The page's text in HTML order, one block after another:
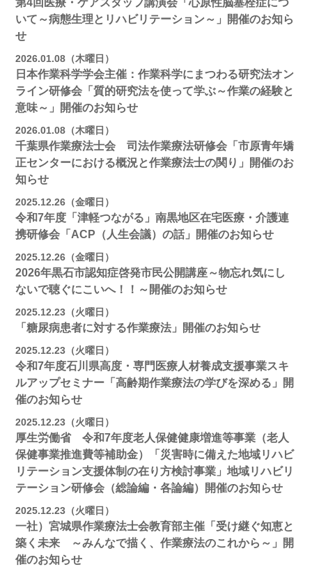
第4回医療・ケアスタッフ講演会「心原性脳塞栓症につ
いて～病態生理とリハビリテーション～」開催のお知ら
せ
2026.01.08（木曜日）
日本作業科学学会主催：作業科学にまつわる研究法オン
ライン研修会「質的研究法を使って学ぶ～作業の経験と
意味～」開催のお知らせ
2026.01.08（木曜日）
千葉県作業療法士会 司法作業療法研修会「市原青年矯
正センターにおける概況と作業療法士の関り」開催のお
知らせ
2025.12.26（金曜日）
令和7年度「津軽つながる」南黒地区在宅医療・介護連
携研修会「ACP（人生会議）の話」開催のお知らせ
2025.12.26（金曜日）
2026年黒石市認知症啓発市民公開講座～物忘れ気にし
ないで聴ぐにこいへ！！～開催のお知らせ
2025.12.23（火曜日）
「糖尿病患者に対する作業療法」開催のお知らせ
2025.12.23（火曜日）
令和7年度石川県高度・専門医療人材養成支援事業スキ
ルアップセミナー「高齢期作業療法の学びを深める」開
催のお知らせ
2025.12.23（火曜日）
厚生労働省 令和7年度老人保健健康増進等事業（老人
保健事業推進費等補助金）「災害時に備えた地域リハビ
リテーション支援体制の在り方検討事業」地域リハビリ
テーション研修会（総論編・各論編）開催のお知らせ
2025.12.23（火曜日）
一社）宮城県作業療法士会教育部主催「受け継ぐ知恵と
築く未来 ～みんなで描く、作業療法のこれから～」開
催のお知らせ